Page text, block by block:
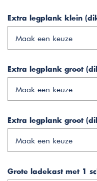
Extra legplank klein
Maak een keuze
Extra legplank groot
Maak een keuze
Extra legplank groot
Maak een keuze
Grote ladekast met 1